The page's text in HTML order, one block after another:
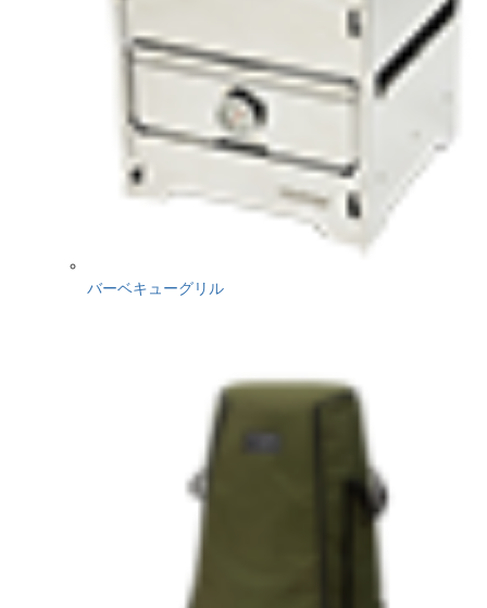
バーベキューグリル